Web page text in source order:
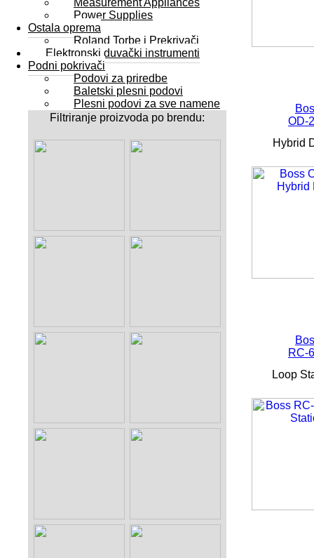
Measurement Appliances
Power Supplies
Ostala oprema
Roland Torbe i Prekrivači
Elektronski duvački instrumenti
Podni pokrivači
Podovi za priredbe
Baletski plesni podovi
Plesni podovi za sve namene
Filtriranje proizvoda po brendu:
OD-
Hybrid
RC-
Loop